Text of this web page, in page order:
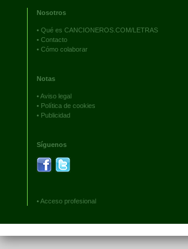
Nosotros
• Qué es CANCIONEROS.COM/LETRAS
• Contacto
• Cómo colaborar
Notas
•Aviso legal
• Política de cookies
• Publicidad
Síguenos
•Acceso profesional